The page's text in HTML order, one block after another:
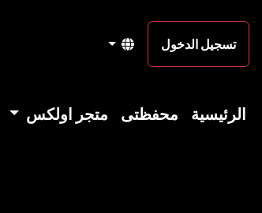
تسجيل الدخول
الرئيسية محفظتى متجر اولكس